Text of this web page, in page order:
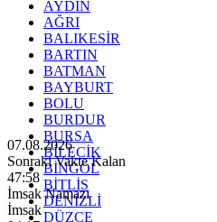
AYDIN
AĞRI
BALIKESİR
BARTIN
BATMAN
BAYBURT
BOLU
BURDUR
BURSA
BİLECİK
BİNGÖL
BİTLİS
DENİZLİ
DÜZCE
07.08.2026
Sonraki Vakte Kalan
47:56
İmsak Namazı
İmsak